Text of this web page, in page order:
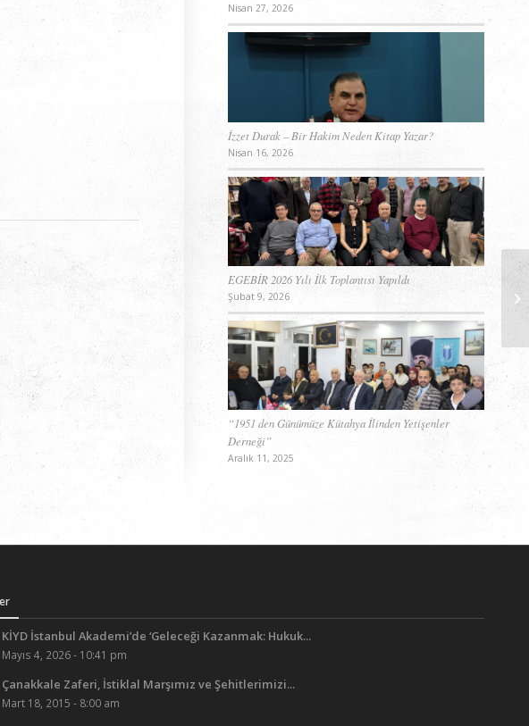
Nisan 27, 2026
İzzet Durak – Bir Hakim Neden Kitap Yazar?
Nisan 16, 2026
EGEBİR 2026 Yılı İlk Toplantısı Yapıldı
Şubat 9, 2026
“1951 den Günümüze Kütahya İlinden Yetişenler
Derneği”
Aralık 11, 2025
KİYD İstanbul Akademi’de ‘Geleceği Kazanmak: Hukuk...
Mayıs 4, 2026 - 10:41 pm
Çanakkale Zaferi, İstiklal Marşımız ve Şehitlerimizi...
Mart 18, 2015 - 8:00 am